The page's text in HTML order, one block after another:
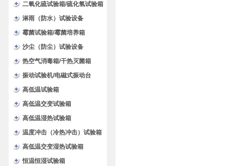
二氧化硫试验箱/硫化氢试验箱
淋雨（防水）试验设备
霉菌试验箱/霉菌培养箱
沙尘（防尘）试验设备
热空气消毒箱/干热灭菌箱
振动试验机/电磁式振动台
高低温试验箱
高低温交变试验箱
高低温湿热试验箱
温度冲击（冷热冲击）试验箱
高低温交变湿热试验箱
恒温恒湿试验箱